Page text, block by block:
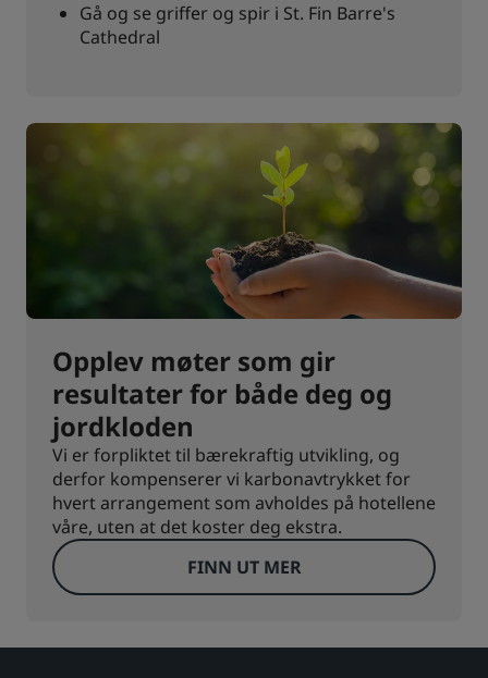
Gå og se griffer og spir i St. Fin Barre's
Cathedral
Opplev møter som gir
resultater for både deg og
jordkloden
Vi er forpliktet til bærekraftig utvikling, og
derfor kompenserer vi karbonavtrykket for
hvert arrangement som avholdes på hotellene
våre, uten at det koster deg ekstra.
FINN UT MER